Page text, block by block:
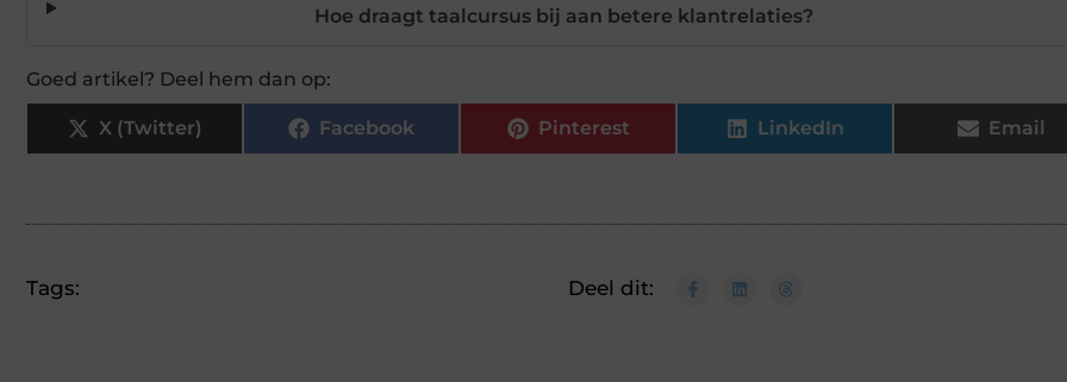
Hoe draagt taalcursus bij aan betere klantrelaties?
Goed artikel? Deel hem dan op:
X (Twitter) Facebook Pinterest LinkedIn Email
Tags: Deel dit: